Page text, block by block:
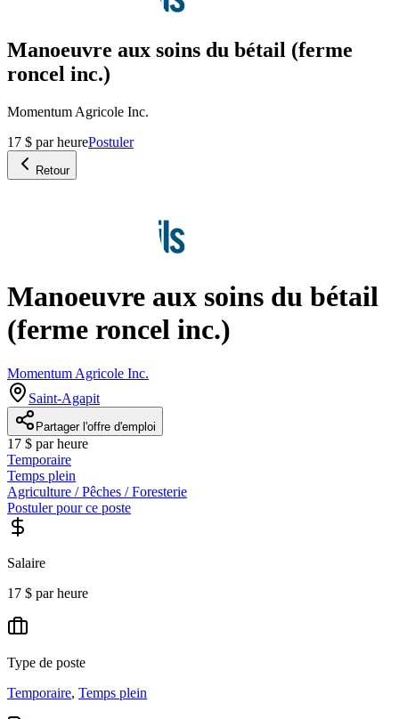
Manoeuvre aux soins du bétail (ferme
roncel inc.)
Momentum Agricole Inc.
17 $ par heurePostuler
Retour
Manoeuvre aux soins du bétail
(ferme roncel inc.)
Momentum Agricole Inc.
Saint-Agapit
Partager l'offre d'emploi
17 $ par heure
Temporaire
Temps plein
Agriculture / Pêches / Foresterie
Postuler pour ce poste
Salaire
17 $ par heure
Type de poste
Temporaire, Temps plein